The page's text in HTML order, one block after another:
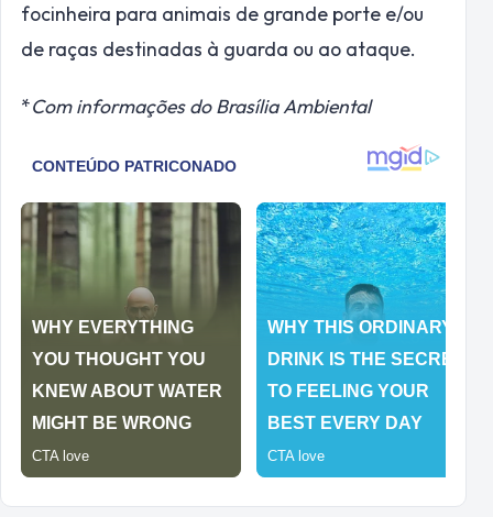
focinheira para animais de grande porte e/ou
de raças destinadas à guarda ou ao ataque.
*Com informações do Brasília Ambiental